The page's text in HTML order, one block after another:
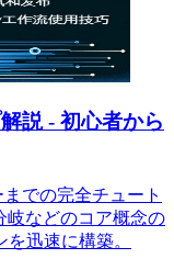
説 - 初心者から
での完全チュート
岐などのコア概念の
迅速に構築。